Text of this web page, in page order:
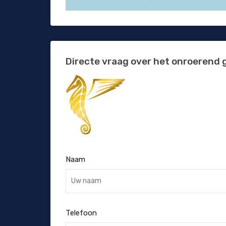
Directe vraag over het onroerend
Naam
Telefoon